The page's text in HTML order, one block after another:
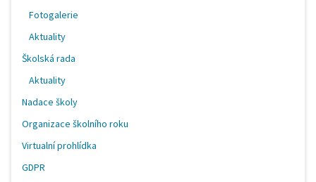
Fotogalerie
Aktuality
Školská rada
Aktuality
Nadace školy
Organizace školního roku
Virtualní prohlídka
GDPR